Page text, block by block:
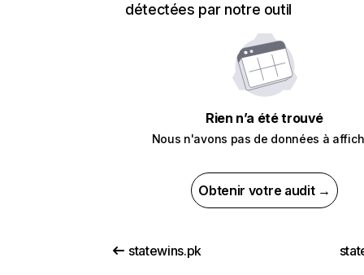
détectées par notre outil
Rien n’a été trouvé
Nous n'avons pas de données à
Obtenir votre audit →
statewins.pk